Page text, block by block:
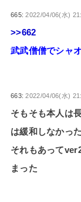
665:2022/04/06(水)
>>662
武武僧僧でシャ
663:2022/04/06(水)
そもそも本人は
は緩和しなかっ
それもあって
まった